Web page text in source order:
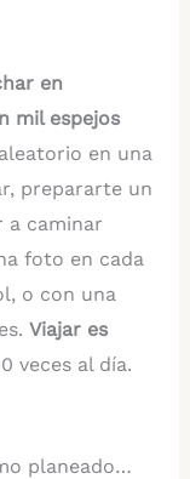
en
mil espejos
en una
prepararte un
a caminar
foto en cada
o con una
Viajar es
veces al día.
planeado…